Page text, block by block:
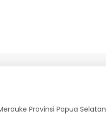
Provinsi Papua Selatan